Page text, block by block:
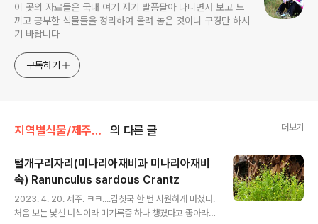
이 곳의 자료들은 국내 여기 저기 발품팔아 다니면서 보고 느
끼고 공부한 식물들을 정리하여 올려 놓은 것이니 구경만 하시
기 바랍니다
구독하기
지역별식물/제주도 식물 의 다른 글 더보기
털개구리자리(미나리아재비과 미나리아재비
속) Ranunculus sardous Crantz
2023. 4. 20. 제주. ㅋㅋ....김칫국 한 번 시원하게 마셨다.
처음 보는 낯선 녀석이라 미기록종 하나 챙겼다고 좋아라